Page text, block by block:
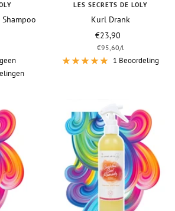
LES SECRETS DE LOLY
Kurl Drank
Vraagprijs
€23,90
€95,60/l
1 Beoordeling